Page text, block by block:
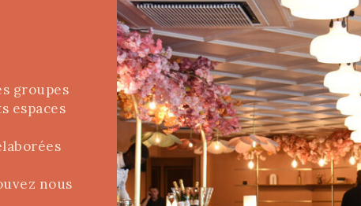
groupes
espaces
nous